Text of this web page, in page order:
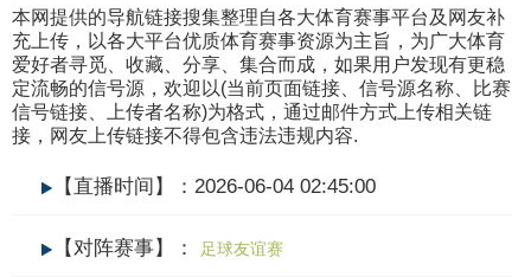
本网提供的导航链接搜集整理自各大体育赛事平台及网友补
充上传，以各大平台优质体育赛事资源为主旨，为广大体育
爱好者寻觅、收藏、分享、集合而成，如果用户发现有更稳
定流畅的信号源，欢迎以(当前页面链接、信号源名称、比赛
信号链接、上传者名称)为格式，通过邮件方式上传相关链
接，网友上传链接不得包含违法违规内容.
【直播时间】：2026-06-04 02:45:00
【对阵赛事】： 足球友谊赛